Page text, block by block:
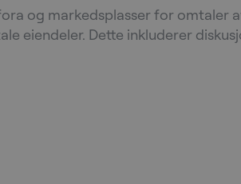
og markedsplasser for omtaler
eiendeler. Dette inkluderer